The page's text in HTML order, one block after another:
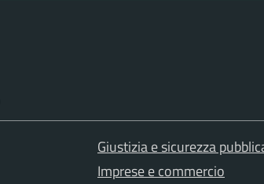
Giustizia e sicurezza
Imprese e commercio